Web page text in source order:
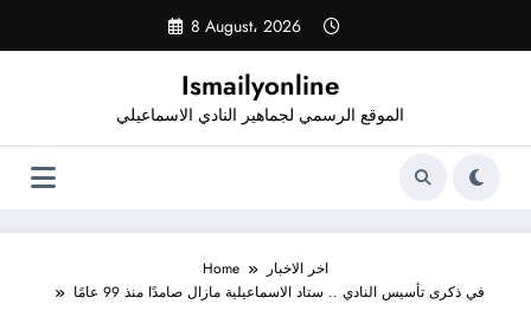
content
8 August، 2026
Ismailyonline
الموقع الرسمي لجماهير النادي الاسماعيلي
Home
اخر الاخبار
في ذكرى تأسيس النادي .. ستاد الاسماعيلية مازال صامدًا منذ 99 عامًا